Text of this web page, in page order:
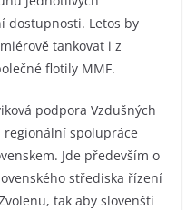
dostupnosti. Letos by
tankovat i z
flotily MMF.
podpora Vzdušných
regionální spolupráce
Jde především o
střediska řízení
tak aby slovenští